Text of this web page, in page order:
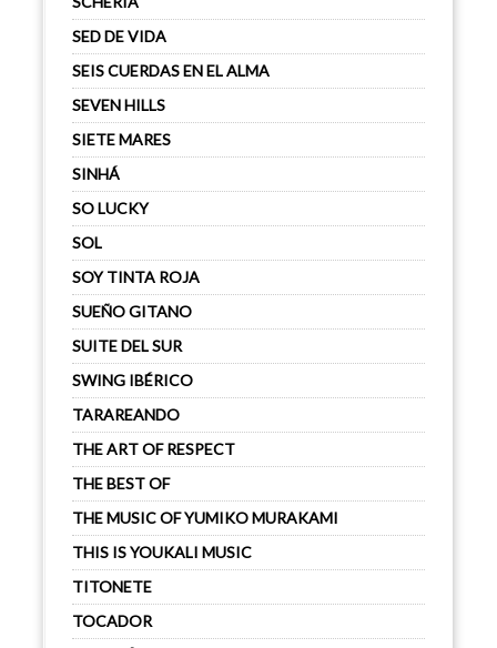
SED DE VIDA
SEIS CUERDAS EN EL ALMA
SEVEN HILLS
SIETE MARES
SINHÁ
SO LUCKY
SOL
SOY TINTA ROJA
SUEÑO GITANO
SUITE DEL SUR
SWING IBÉRICO
TARAREANDO
THE ART OF RESPECT
THE BEST OF
THE MUSIC OF YUMIKO MURAKAMI
THIS IS YOUKALI MUSIC
TITONETE
TOCADOR